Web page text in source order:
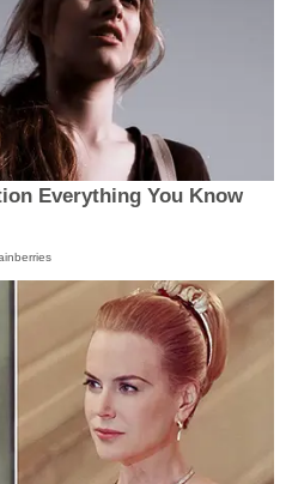
Everything You Know